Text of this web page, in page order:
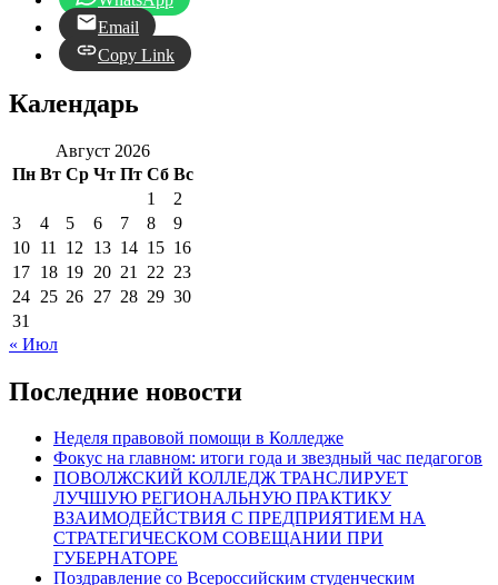
Email
Copy Link
Календарь
Август 2026
Пн Вт Ср Чт Пт Сб Вс
1
2
3
4 5 6 7 8
9
10 11 12 13 14 15 16
17 18 19 20 21 22 23
24 25 26 27 28 29 30
31
« Июл
Последние новости
Неделя правовой помощи в Колледже
Фокус на главном: итоги года и звездный час педагогов
ПОВОЛЖСКИЙ КОЛЛЕДЖ ТРАНСЛИРУЕТ
ЛУЧШУЮ РЕГИОНАЛЬНУЮ ПРАКТИКУ
ВЗАИМОДЕЙСТВИЯ С ПРЕДПРИЯТИЕМ НА
СТРАТЕГИЧЕСКОМ СОВЕЩАНИИ ПРИ
ГУБЕРНАТОРЕ
Поздравление со Всероссийским студенческим